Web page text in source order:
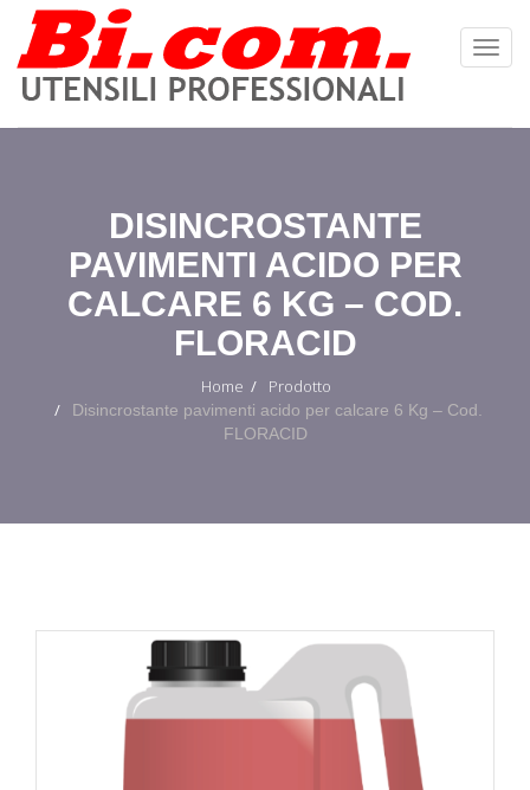
DISINCROSTANTE
PAVIMENTI ACIDO PER
CALCARE 6 KG – COD.
FLORACID
Home Prodotto
Disincrostante pavimenti acido per calcare 6 Kg – Cod.
FLORACID